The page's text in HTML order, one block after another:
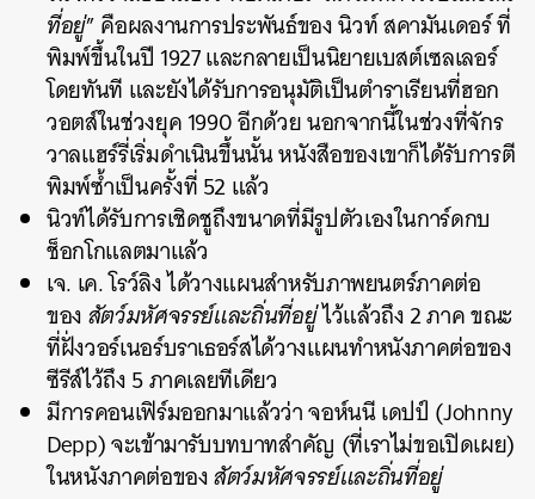
ที่อยู่” คือผลงานการประพันธ์ของ นิวท์ สคามันเดอร์ ที่
พิมพ์ขึ้นในปี 1927 และกลายเป็นนิยายเบสต์เซลเลอร์
โดยทันที และยังได้รับการอนุมัติเป็นตำราเรียนที่ฮอก
วอตส์ในช่วงยุค 1990 อีกด้วย นอกจากนี้ในช่วงที่จักร
วาลแฮร์รี่เริ่มดำเนินขึ้นนั้น หนังสือของเขาก็ได้รับการตี
พิมพ์ซ้ำเป็นครั้งที่ 52 แล้ว
นิวท์ได้รับการเชิดชูถึงขนาดที่มีรูปตัวเองในการ์ดกบ
ช็อกโกแลตมาแล้ว
เจ. เค. โรว์ลิง ได้วางแผนสำหรับภาพยนตร์ภาคต่อ
ของสัตว์มหัศจรรย์และถิ่นที่อยู่ไว้แล้วถึง 2 ภาค ขณะ
ที่ฝั่งวอร์เนอร์บราเธอร์สได้วางแผนทำหนังภาคต่อของ
ซีรีส์ไว้ถึง 5 ภาคเลยทีเดียว
มีการคอนเฟิร์มออกมาแล้วว่า จอห์นนี เดปป์ (Johnny
Depp) จะเข้ามารับบทบาทสำคัญ (ที่เราไม่ขอเปิดเผย)
ในหนังภาคต่อของสัตว์มหัศจรรย์และถิ่นที่อยู่